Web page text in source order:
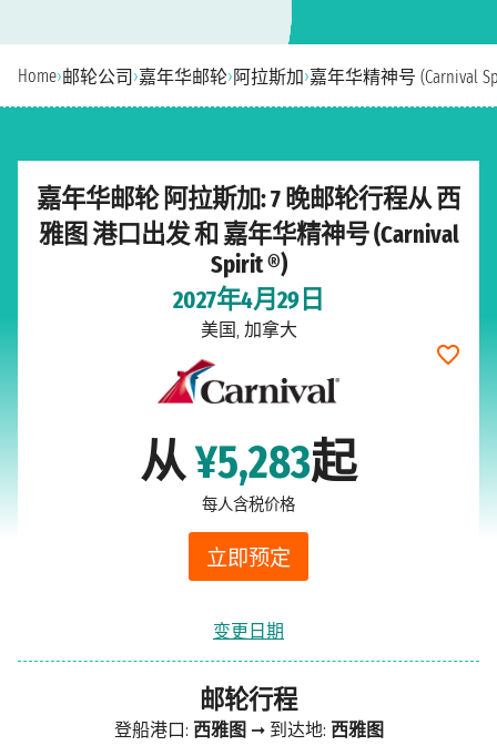
Home›邮轮公司 ›嘉年华邮轮›阿拉斯加›嘉年华精神号 (Carnival
嘉年华邮轮 阿拉斯加: 7 晚邮轮行程从 西
雅图 港口出发 和 嘉年华精神号 (Carnival
Spirit ®)
2027年4月29日
美国, 加拿大
从¥5,283起
每人含税价格
立即预定
变更日期
邮轮行程
登船港口: 西雅图 ➞ 到达地: 西雅图